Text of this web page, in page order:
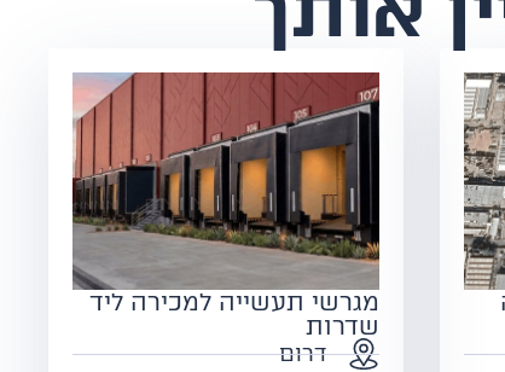
מגרשי תעשייה למכירה ליד
שדרות
דרום